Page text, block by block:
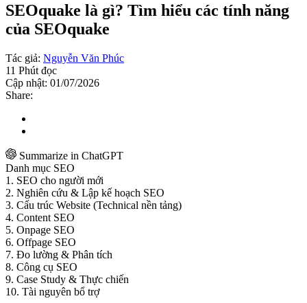
SEOquake là gì? Tìm hiểu các tính năng
của SEOquake
Tác giả: Nguyễn Văn Phúc
11 Phút đọc
Cập nhật: 01/07/2026
Share:
Summarize in ChatGPT
Danh mục SEO
1. SEO cho người mới
2. Nghiên cứu & Lập kế hoạch SEO
3. Cấu trúc Website (Technical nền tảng)
4. Content SEO
5. Onpage SEO
6. Offpage SEO
7. Đo lường & Phân tích
8. Công cụ SEO
9. Case Study & Thực chiến
10. Tài nguyên bổ trợ